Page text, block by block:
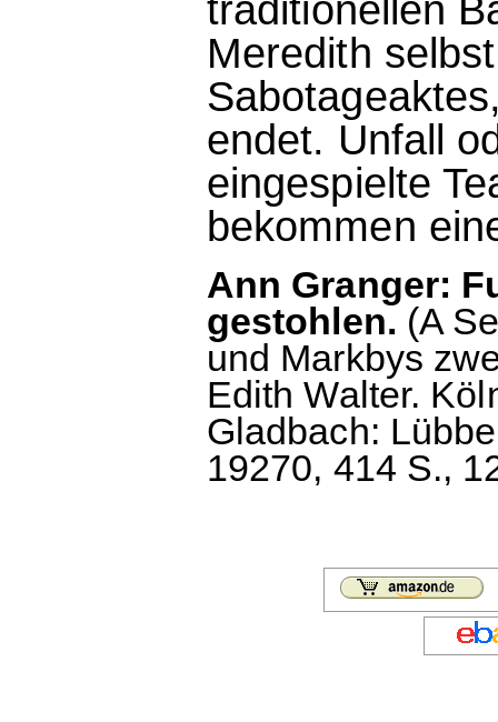
traditionellen
Meredith
endet. Unfall
eingespielte
bekommen
Ann Granger:
gestohlen. (A
und Markbys
Edith Walter.
Gladbach:
19270, 414 S.,